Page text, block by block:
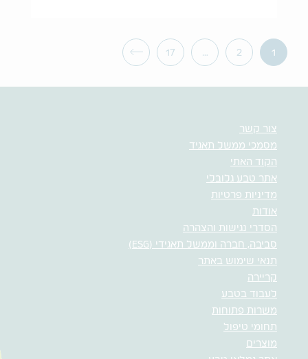
1
2
…
17
צור קשר
מסמכי ממשל תאגיד
הקוד האתי
אתר טבע גלובלי
מדיניות פרטיות
אודות
הסדרי נגישות והצהרה
סביבה, חברה וממשל תאגידי (ESG)
תנאי שימוש באתר
קריירה
לעבוד בטבע
משרות פתוחות
תחומי טיפול
מוצרים